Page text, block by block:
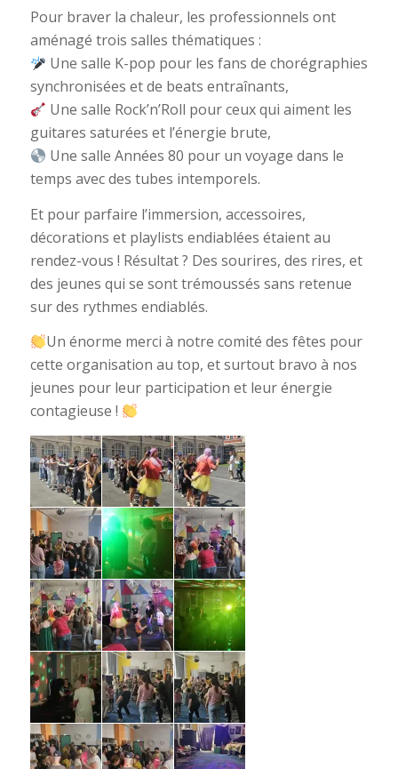
Pour braver la chaleur, les professionnels ont
aménagé trois salles thématiques :
Une salle K-pop pour les fans de chorégraphies
synchronisées et de beats entraînants,
Une salle Rock’n’Roll pour ceux qui aiment les
guitares saturées et l’énergie brute,
Une salle Années 80 pour un voyage dans le
temps avec des tubes intemporels.
Et pour parfaire l’immersion, accessoires,
décorations et playlists endiablées étaient au
rendez-vous ! Résultat ? Des sourires, des rires, et
des jeunes qui se sont trémoussés sans retenue
sur des rythmes endiablés.
Un énorme merci à notre comité des fêtes pour
cette organisation au top, et surtout bravo à nos
jeunes pour leur participation et leur énergie
contagieuse !